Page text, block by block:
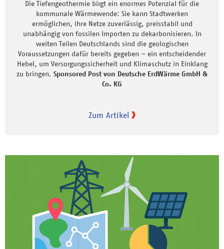
Die Tiefengeothermie birgt ein enormes Potenzial für die
kommunale Wärmewende: Sie kann Stadtwerken
ermöglichen, ihre Netze zuverlässig, preisstabil und
unabhängig von fossilen Importen zu dekarbonisieren. In
weiten Teilen Deutschlands sind die geologischen
Voraussetzungen dafür bereits gegeben – ein entscheidender
Hebel, um Versorgungssicherheit und Klimaschutz in Einklang
zu bringen. Sponsored Post von Deutsche ErdWärme GmbH &
Co. KG
Zum Artikel